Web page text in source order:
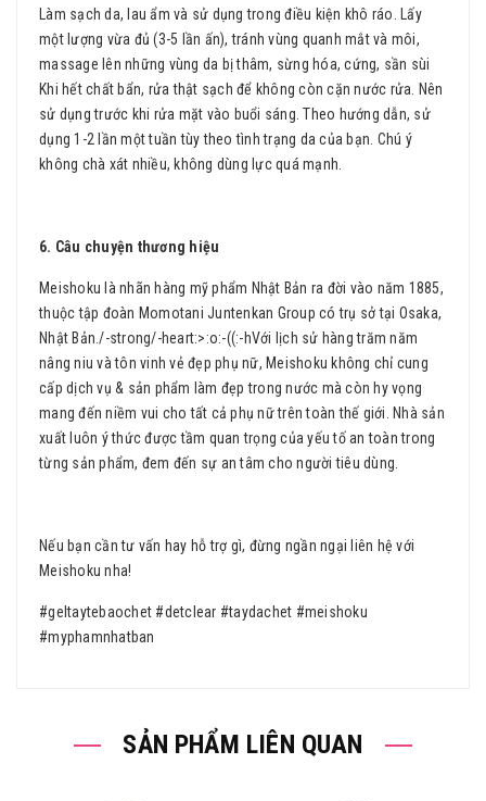
Làm sạch da, lau ẩm và sử dụng trong điều kiện khô ráo. Lấy
một lượng vừa đủ (3-5 lần ấn), tránh vùng quanh mắt và môi,
massage lên những vùng da bị thâm, sừng hóa, cứng, sần sùi
Khi hết chất bẩn, rửa thật sạch để không còn cặn nước rửa. Nên
sử dụng trước khi rửa mặt vào buổi sáng. Theo hướng dẫn, sử
dụng 1-2 lần một tuần tùy theo tình trạng da của bạn. Chú ý
không chà xát nhiều, không dùng lực quá mạnh.
6. Câu chuyện thương hiệu
Meishoku là nhãn hàng mỹ phẩm Nhật Bản ra đời vào năm 1885,
thuộc tập đoàn Momotani Juntenkan Group có trụ sở tại Osaka,
Nhật Bản./-strong/-heart:>:o:-((:-hVới lịch sử hàng trăm năm
nâng niu và tôn vinh vẻ đẹp phụ nữ, Meishoku không chỉ cung
cấp dịch vụ & sản phẩm làm đẹp trong nước mà còn hy vọng
mang đến niềm vui cho tất cả phụ nữ trên toàn thế giới. Nhà sản
xuất luôn ý thức được tầm quan trọng của yếu tố an toàn trong
từng sản phẩm, đem đến sự an tâm cho người tiêu dùng.
Nếu bạn cần tư vấn hay hỗ trợ gì, đừng ngần ngại liên hệ với
Meishoku nha!
#geltaytebaochet #detclear #taydachet #meishoku
#myphamnhatban
SẢN PHẨM LIÊN QUAN